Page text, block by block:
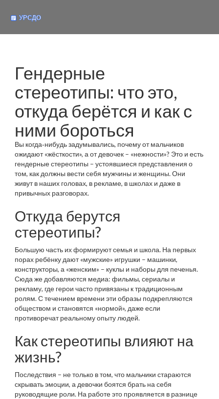
Гендерные
стереотипы: что это,
откуда берётся и как с
ними бороться
Вы когда‑нибудь задумывались, почему от мальчиков
ожидают «жёсткости», а от девочек – «нежности»? Это и есть
гендерные стереотипы – устоявшиеся представления о
том, как должны вести себя мужчины и женщины. Они
живут в наших головах, в рекламе, в школах и даже в
привычных разговорах.
Откуда берутся
стереотипы?
Большую часть их формируют семья и школа. На первых
порах ребёнку дают «мужские» игрушки – машинки,
конструкторы, а «женским» – куклы и наборы для печенья.
Сюда же добавляются медиа: фильмы, сериалы и
рекламу, где герои часто привязаны к традиционным
ролям. С течением времени эти образы подкрепляются
обществом и становятся «нормой», даже если
противоречат реальному опыту людей.
Как стереотипы влияют на
жизнь?
Последствия – не только в том, что мальчики стараются
скрывать эмоции, а девочки боятся брать на себя
руководящие роли. На работе это проявляется в разнице